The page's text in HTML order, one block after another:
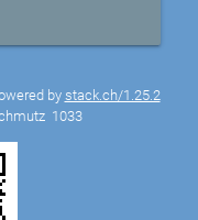
by stack.ch/1.25.2
1033